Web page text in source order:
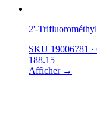
2'-
SKU 19006781 ·
188.15
Afficher →